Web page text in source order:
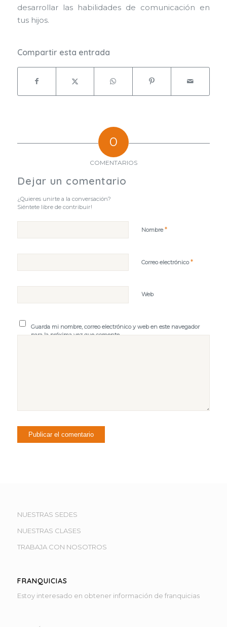
desarrollar las habilidades de comunicación en
tus hijos.
Compartir esta entrada
0
COMENTARIOS
Dejar un comentario
¿Quieres unirte a la conversación?
Siéntete libre de contribuir!
Nombre*
Correo electrónico*
Web
Guarda mi nombre, correo electrónico y web en este navegador
para la próxima vez que comente.
NUESTRAS SEDES
NUESTRAS CLASES
TRABAJA CON NOSOTROS
FRANQUICIAS
Estoy interesado en obtener información de franquicias